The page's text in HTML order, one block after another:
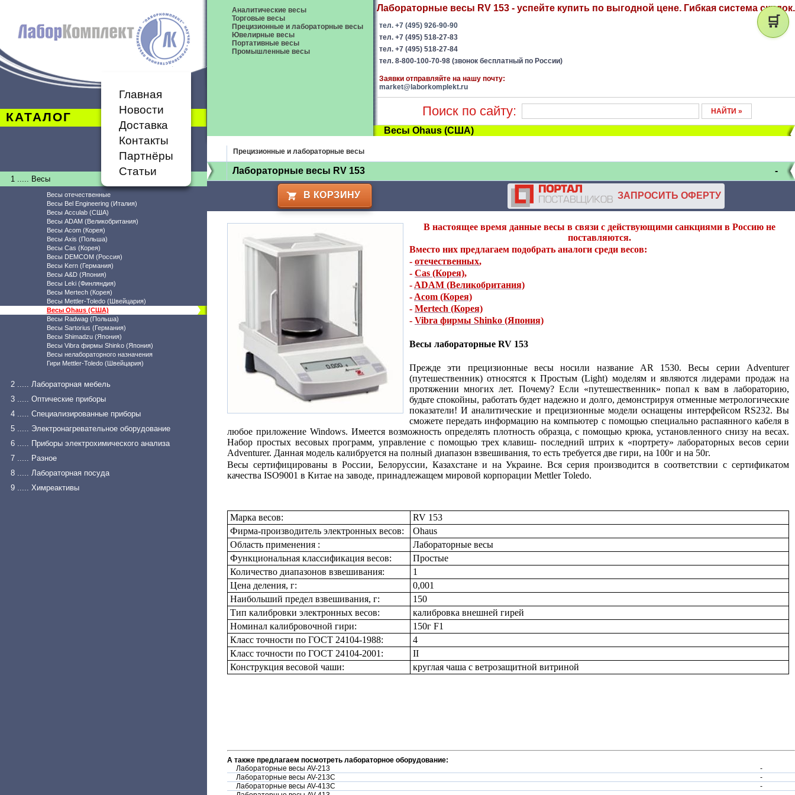
КАТАЛОГ
Главная
Новости
Доставка
Контакты
Партнёры
Статьи
1 ..... Весы
Весы отечественные
Весы Bel Engineering (Италия)
Весы Acculab (США)
Весы ADAM (Великобритания)
Весы Acom (Корея)
Весы Axis (Польша)
Весы Cas (Корея)
Весы DEMCOM (Россия)
Весы Kern (Германия)
Весы A&D (Япония)
Весы Leki (Финляндия)
Весы Mertech (Корея)
Весы Mettler-Toledo (Швейцария)
Весы Ohaus (США)
Весы Radwag (Польша)
Весы Sartorius (Германия)
Весы Shimadzu (Япония)
Весы Vibra фирмы Shinko (Япония)
Весы нелабораторного назначения
Гири Mettler-Toledo (Швейцария)
2 ..... Лабораторная мебель
3 ..... Оптические приборы
4 ..... Специализированные приборы
5 ..... Электронагревательное оборудование
6 ..... Приборы электрохимического анализа
7 ..... Разное
8 ..... Лабораторная посуда
9 ..... Химреактивы
Аналитические весы
Торговые весы
Прецизионные и лабораторные весы
Ювелирные весы
Портативные весы
Промышленные весы
Лабораторные весы RV 153 - успейте купить по выгодной цене. Гибкая система скидок.
тел. +7 (495) 926-90-90
тел. +7 (495) 518-27-83
тел. +7 (495) 518-27-84
тел. 8-800-100-70-98 (звонок бесплатный по России)
Заявки отправляйте на нашу почту:
market@laborkomplekt.ru
Поиск по сайту:
Весы Ohaus (США)
Прецизионные и лабораторные весы
Лабораторные весы RV 153 -
В КОРЗИНУ ЗАПРОСИТЬ ОФЕРТУ
В настоящее время данные весы в связи с действующими санкциями в Россию не
поставляются.
Вместо них предлагаем подобрать аналоги среди весов:
- отечественных,
- Cas (Корея),
- ADAM (Великобритания)
- Acom (Корея)
- Mertech (Корея)
- Vibra фирмы Shinko (Япония)
Весы лабораторные RV 153
Прежде эти прецизионные весы носили название AR 1530. Весы серии Adventurer
(путешественник) относятся к Простым (Light) моделям и являются лидерами продаж на
протяжении многих лет. Почему? Если «путешественник» попал к вам в лабораторию,
будьте спокойны, работать будет надежно и долго, демонстрируя отменные метрологические
показатели! И аналитические и прецизионные модели оснащены интерфейсом RS232. Вы
сможете передать информацию на компьютер с помощью специально распаянного кабеля в
любое приложение Windows. Имеется возможность определять плотность образца, с помощью крюка, установленного снизу на весах.
Набор простых весовых программ, управление с помощью трех клавиш- последний штрих к «портрету» лабораторных весов серии
Adventurer. Данная модель калибруется на полный диапазон взвешивания, то есть требуется две гири, на 100г и на 50г.
Весы сертифицированы в России, Белоруссии, Казахстане и на Украине. Вся серия производится в соответствии с сертификатом
качества ISO9001 в Китае на заводе, принадлежащем мировой корпорации Mettler Toledo.
Марка весов:
RV 153
Фирма-производитель электронных весов:
Ohaus
Область применения :
Лабораторные весы
Функциональная классификация весов:
Простые
Количество диапазонов взвешивания:
1
Цена деления, г:
0,001
Наибольший предел взвешивания, г:
150
Тип калибровки электронных весов:
калибровка внешней гирей
Номинал калибровочной гири:
150г F1
Класс точности по ГОСТ 24104-1988:
4
Класс точности по ГОСТ 24104-2001:
II
Конструкция весовой чаши:
круглая чаша с ветрозащитной витриной
А также предлагаем посмотреть лабораторное оборудование:
Лабораторные весы AV-213
-
Лабораторные весы AV-213C
-
Лабораторные весы AV-413C
-
🛒